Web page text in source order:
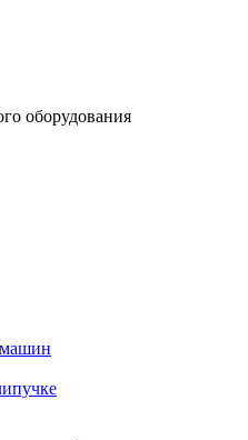
оборудования